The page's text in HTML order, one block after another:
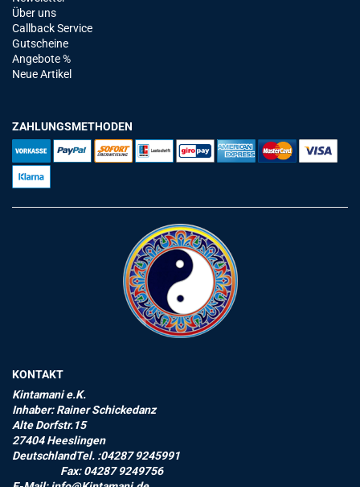
Über uns
Callback Service
Gutscheine
Angebote %
Neue Artikel
ZAHLUNGSMETHODEN
KONTAKT
Kintamani e.K.
Inhaber: Rainer Schickedanz
Alte Dorfstr.15
27404 Heeslingen
DeutschlandTel. :04287 9245991
Fax: 04287 9249756